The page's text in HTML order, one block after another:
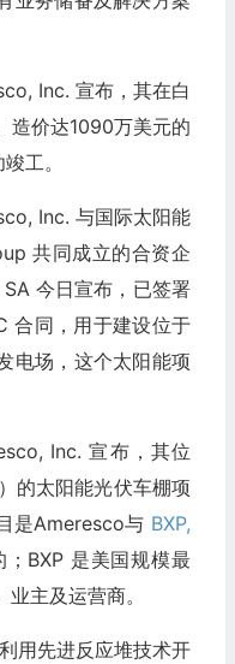
Inc. 宣​​布，其在白
造价达1090万美元的
工。
Inc. 与国际太阳能
共同成立的合资企
今日宣布，已签署
合同，用于建设位于
电场，这个太阳能项
Inc. 宣​​布，其位
的太阳能光伏车棚项
是Ameresco与 BXP,
；BXP 是美国规模最
主及运营商。
用先进反应堆技术开